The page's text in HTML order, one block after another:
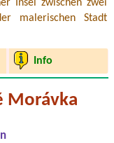
Insel zwischen zwei
malerischen Stadt
Info
Morávka